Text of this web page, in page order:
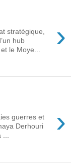
›
stratégique,
hub
le Moye...
›
guerres et
Derhouri